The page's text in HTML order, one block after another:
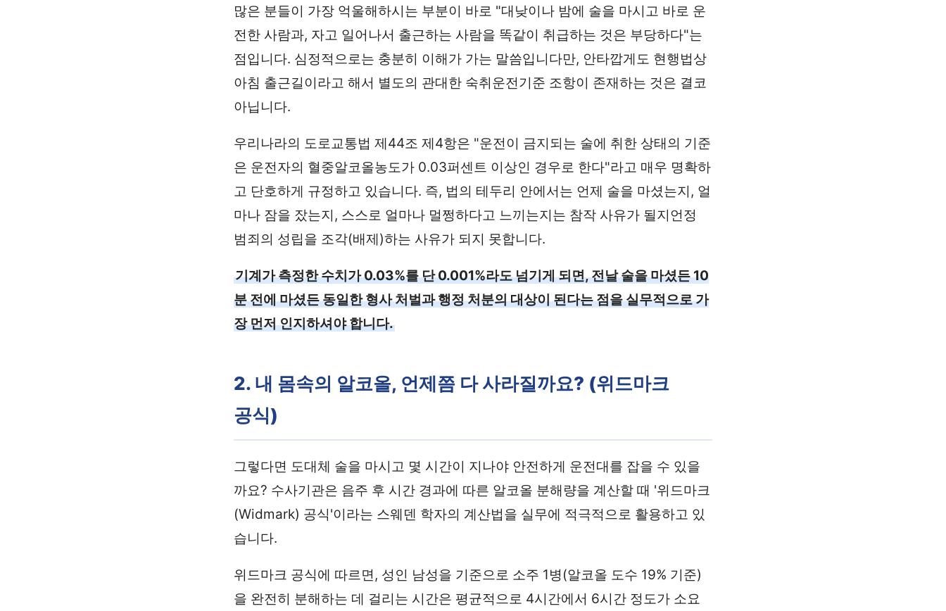
많은 분들이 가장 억울해하시는 부분이 바로 "대낮이나 밤에 술을 마시고 바로 운
전한 사람과, 자고 일어나서 출근하는 사람을 똑같이 취급하는 것은 부당하다"는
점입니다. 심정적으로는 충분히 이해가 가는 말씀입니다만, 안타깝게도 현행법상
아침 출근길이라고 해서 별도의 관대한 숙취운전기준 조항이 존재하는 것은 결코
아닙니다.
우리나라의 도로교통법 제44조 제4항은 "운전이 금지되는 술에 취한 상태의 기준
은 운전자의 혈중알코올농도가 0.03퍼센트 이상인 경우로 한다"라고 매우 명확하
고 단호하게 규정하고 있습니다. 즉, 법의 테두리 안에서는 언제 술을 마셨는지, 얼
마나 잠을 잤는지, 스스로 얼마나 멀쩡하다고 느끼는지는 참작 사유가 될지언정
범죄의 성립을 조각(배제)하는 사유가 되지 못합니다.
기계가 측정한 수치가 0.03%를 단 0.001%라도 넘기게 되면, 전날 술을 마셨든 10
분 전에 마셨든 동일한 형사 처벌과 행정 처분의 대상이 된다는 점을 실무적으로 가
장 먼저 인지하셔야 합니다.
2. 내 몸속의 알코올, 언제쯤 다 사라질까요? (위드마크
공식)
그렇다면 도대체 술을 마시고 몇 시간이 지나야 안전하게 운전대를 잡을 수 있을
까요? 수사기관은 음주 후 시간 경과에 따른 알코올 분해량을 계산할 때 '위드마크
(Widmark) 공식'이라는 스웨덴 학자의 계산법을 실무에 적극적으로 활용하고 있
습니다.
위드마크 공식에 따르면, 성인 남성을 기준으로 소주 1병(알코올 도수 19% 기준)
을 완전히 분해하는 데 걸리는 시간은 평균적으로 4시간에서 6시간 정도가 소요